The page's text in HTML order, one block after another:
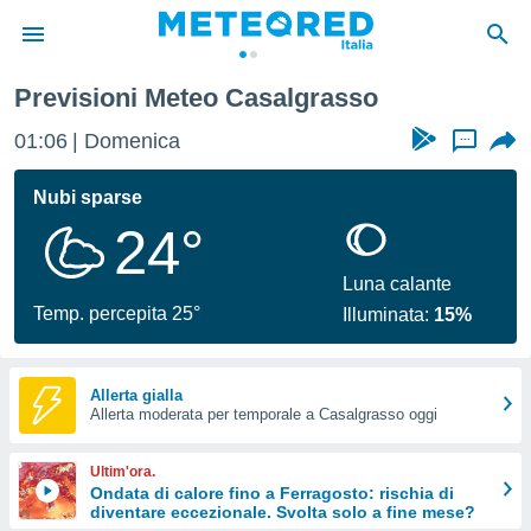
di
per
le
di
Web
le
Previsioni Meteo Casalgrasso
01:06 Domenica ...
Nubi sparse
24°
Temp. percepita 25°
Luna calante
Illuminata: 15%
Allerta gialla
Allerta moderata per temporale a Casalgrasso oggi
Ultim'ora.
Ondata di calore fino a Ferragosto: rischia di
diventare eccezionale. Svolta solo a fine mese?